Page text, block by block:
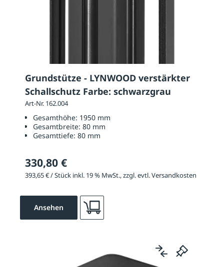
Grundstütze - LYNWOOD verstärkter
Schallschutz Farbe: schwarzgrau
Art-Nr. 162.004
Gesamthöhe: 1950 mm
Gesamtbreite: 80 mm
Gesamttiefe: 80 mm
330,80 €
393,65 € / Stück inkl. 19 % MwSt., zzgl. evtl. Versandkosten
Ansehen